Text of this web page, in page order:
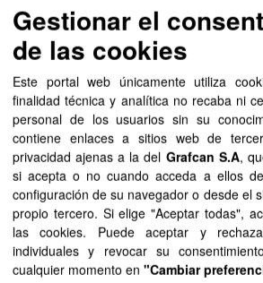
Recursos
Aprobación Definitiva...
Aprobación Definitiva...
Aprobación Definitiva...
Sentencia Judicial...
Sentencia Judicial...
Sentencia Judicial...
Gestionar el
de las cookies
Este portal web únicamente utiliza
finalidad técnica y analítica no recaba ni
personal de los usuarios sin su
contiene enlaces a sitios web de
privacidad ajenas a la del Grafcan S.A,
si acepta o no cuando acceda a ellos
configuración de su navegador o desde el
propio tercero. Si elige "Aceptar todas",
las cookies. Puede aceptar y
individuales y revocar su
cualquier momento en "Cambiar